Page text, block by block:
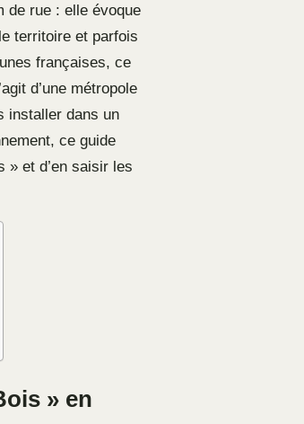
de rue : elle évoque
territoire et parfois
françaises, ce
d’une métropole
installer dans un
ce guide
» et d’en saisir les
» en